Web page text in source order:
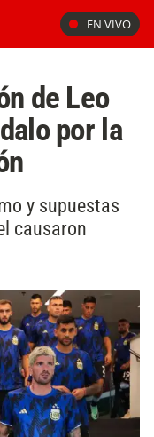
EN VIVO
de Leo
por la
y supuestas
causaron